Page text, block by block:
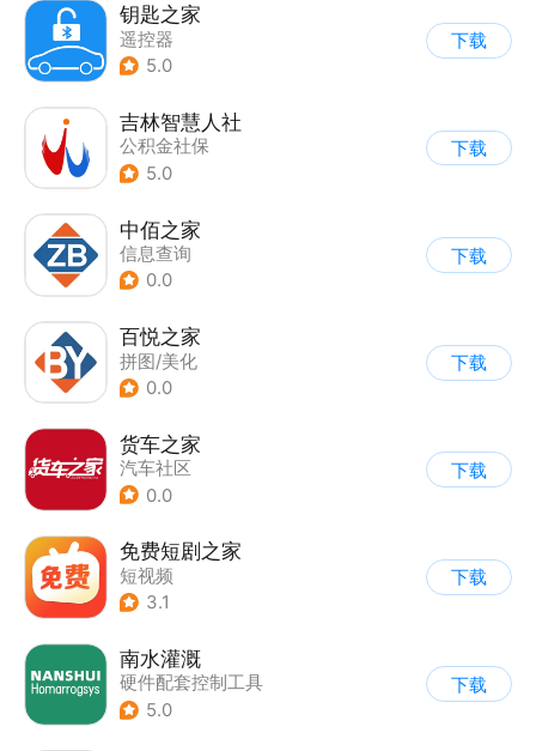
钥匙之家
遥控器
5.0
下载
吉林智慧人社
公积金社保
5.0
下载
中佰之家
信息查询
0.0
下载
百悦之家
拼图/美化
0.0
下载
货车之家
汽车社区
0.0
下载
免费短剧之家
短视频
3.1
下载
南水灌溉
硬件配套控制工具
5.0
下载